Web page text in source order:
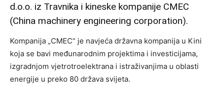
d.o.o. iz Travnika i kineske kompanije CMEC
(China machinery engineering corporation).
Kompanija „CMEC“ je navjeća državna kompanija u Kini
koja se bavi međunarodnim projektima i investicijama,
izgradnjom vjetrotroelektrana i istraživanjima u oblasti
energije u preko 80 država svijeta.